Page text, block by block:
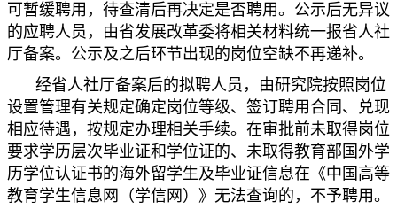
可暂缓聘用，待查清后再决定是否聘用。公示后无异议
的应聘人员，由省发展改革委将相关材料统一报省人社
厅备案。公示及之后环节出现的岗位空缺不再递补。
经省人社厅备案后的拟聘人员，由研究院按照岗位
设置管理有关规定确定岗位等级、签订聘用合同、兑现
相应待遇，按规定办理相关手续。在审批前未取得岗位
要求学历层次毕业证和学位证的、未取得教育部国外学
历学位认证书的海外留学生及毕业证信息在《中国高等
教育学生信息网（学信网）》无法查询的，不予聘用。